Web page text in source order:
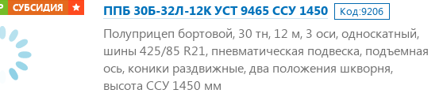
СУБСИДИЯ ППБ 30Б-32Л-12К УСТ 9465 ССУ 1450 Код:9206
Полуприцеп бортовой, 30 тн, 12 м, 3 оси, односкатный,
шины 425/85 R21, пневматическая подвеска, подъемная
ось, коники раздвижные, два положения шкворня,
высота ССУ 1450 мм